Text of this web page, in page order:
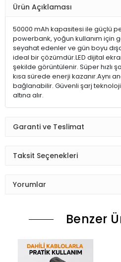
Ürün Açıklaması
50000 mAh kapasitesi ile güçlü
powerbank, yoğun kullanım için
seyahat edenler ve gün boyu
ideal bir çözümdür.LED dijital
şekilde görüntülenir. Süper hızlı
kısa sürede enerji kazanır.Aynı
bağlanabilir. Güvenli şarj
altına alır.
Garanti ve Teslimat
Taksit Seçenekleri
Yorumlar
Benzer